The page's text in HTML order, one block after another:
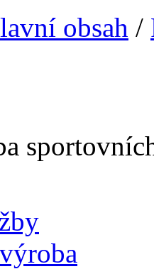
obsah /